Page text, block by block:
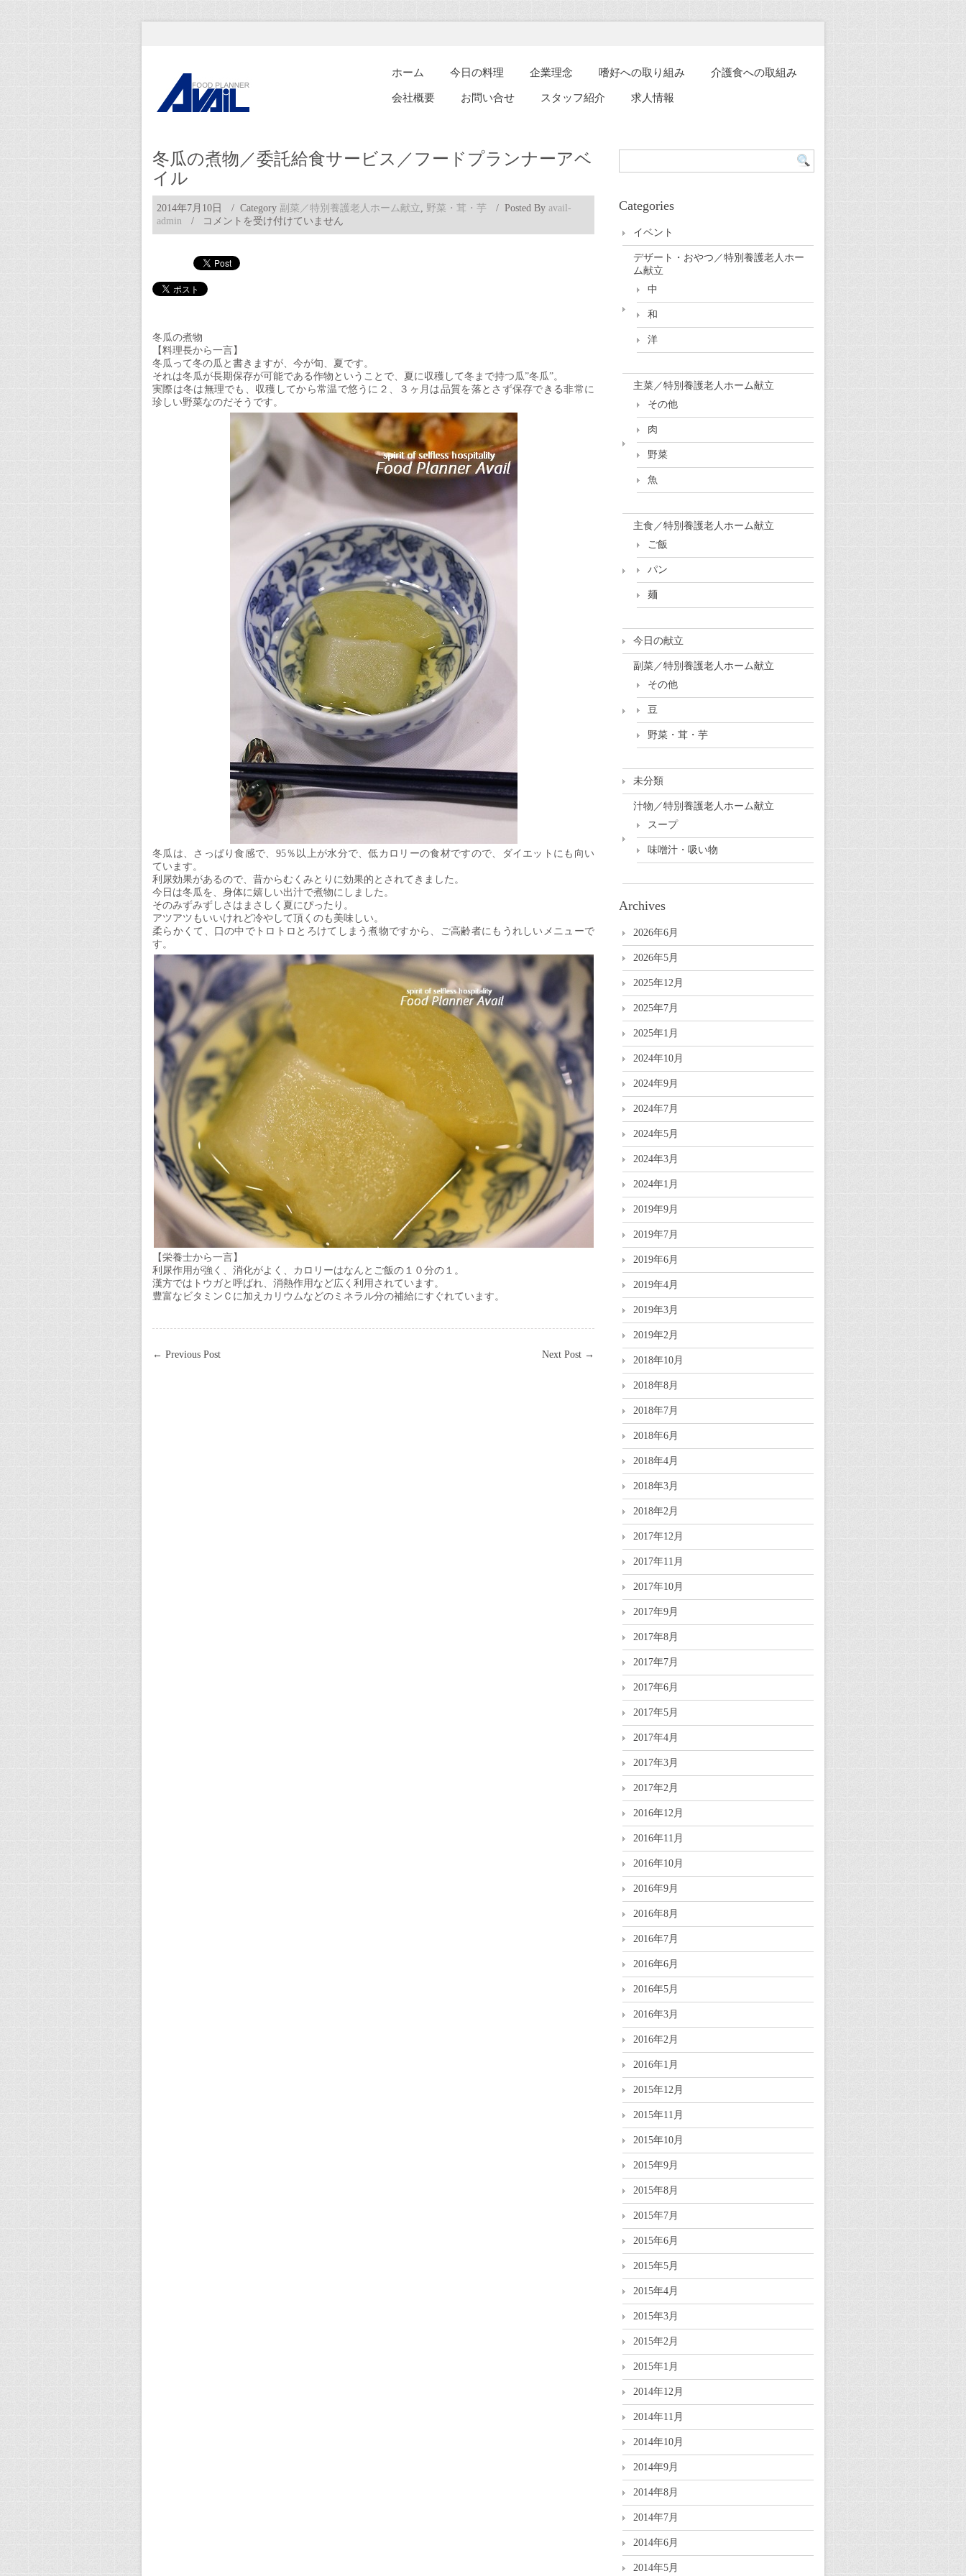
ホーム 今日の料理 企業理念 嗜好への取り組み 介護食への取組み
会社概要 お問い合せ スタッフ紹介 求人情報
冬瓜の煮物／委託給食サービス／フードプランナーアベ
イル
2014年7月10日 / Category 副菜／特別養護老人ホーム献立, 野菜・茸・芋 / Posted By avail-
admin
/
冬
瓜
煮
物
／
委
サ
ー
ビ
ス
／
コメントを受け付けていません
冬瓜の煮物
【料理長から一言】
冬瓜って冬の瓜と書きますが、今が旬、夏です。
それは冬瓜が長期保存が可能である作物ということで、夏に収穫して冬まで持つ瓜”冬瓜”。
実際は冬は無理でも、収穫してから常温で悠うに２、３ヶ月は品質を落とさず保存できる非常に
珍しい野菜なのだそうです。
冬瓜は、さっぱり食感で、95％以上が水分で、低カロリーの食材ですので、ダイエットにも向い
ています。
利尿効果があるので、昔からむくみとりに効果的とされてきました。
今日は冬瓜を、身体に嬉しい出汁で煮物にしました。
そのみずみずしさはまさしく夏にぴったり。
アツアツもいいけれど冷やして頂くのも美味しい。
柔らかくて、口の中でトロトロとろけてしまう煮物ですから、ご高齢者にもうれしいメニューで
す。
【栄養士から一言】
利尿作用が強く、消化がよく、カロリーはなんとご飯の１０分の１。
漢方ではトウガと呼ばれ、消熱作用など広く利用されています。
豊富なビタミンＣに加えカリウムなどのミネラル分の補給にすぐれています。
← Previous Post Next Post →
Categories
イベント
デザート・おやつ／特別養護老人ホー
ム献立
中
和
洋
主菜／特別養護老人ホーム献立
その他
肉
野菜
魚
主食／特別養護老人ホーム献立
ご飯
パン
麺
今日の献立
副菜／特別養護老人ホーム献立
その他
豆
野菜・茸・芋
未分類
汁物／特別養護老人ホーム献立
スープ
味噌汁・吸い物
Archives
2026年6月
2026年5月
2025年12月
2025年7月
2025年1月
2024年10月
2024年9月
2024年7月
2024年5月
2024年3月
2024年1月
2019年9月
2019年7月
2019年6月
2019年4月
2019年3月
2019年2月
2018年10月
2018年8月
2018年7月
2018年6月
2018年4月
2018年3月
2018年2月
2017年12月
2017年11月
2017年10月
2017年9月
2017年8月
2017年7月
2017年6月
2017年5月
2017年4月
2017年3月
2017年2月
2016年12月
2016年11月
2016年10月
2016年9月
2016年8月
2016年7月
2016年6月
2016年5月
2016年3月
2016年2月
2016年1月
2015年12月
2015年11月
2015年10月
2015年9月
2015年8月
2015年7月
2015年6月
2015年5月
2015年4月
2015年3月
2015年2月
2015年1月
2014年12月
2014年11月
2014年10月
2014年9月
2014年8月
2014年7月
2014年6月
2014年5月